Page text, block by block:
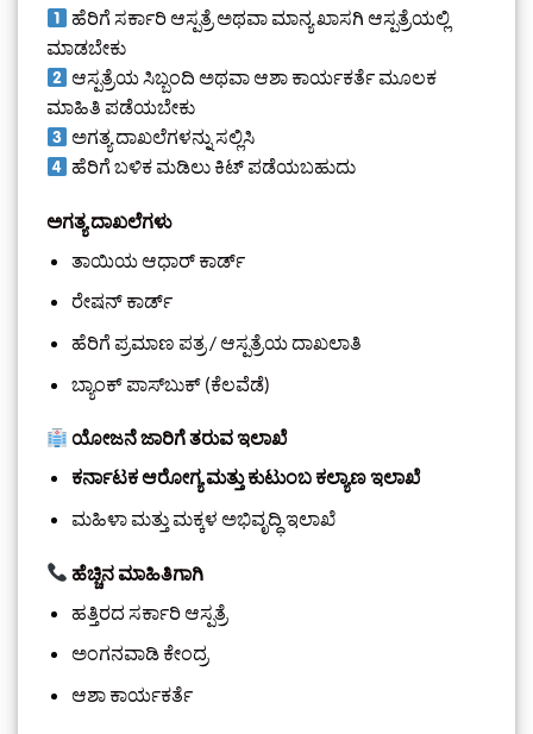
ಹೆರಿಗೆ ಸರ್ಕಾರಿ ಆಸ್ಪತ್ರೆ ಅಥವಾ ಮಾನ್ಯ ಖಾಸಗಿ ಆಸ್ಪತ್ರೆಯಲ್ಲಿ
ಮಾಡಬೇಕು
ಆಸ್ಪತ್ರೆಯ ಸಿಬ್ಬಂದಿ ಅಥವಾ ಆಶಾ ಕಾರ್ಯಕರ್ತೆ ಮೂಲಕ
ಮಾಹಿತಿ ಪಡೆಯಬೇಕು
ಅಗತ್ಯ ದಾಖಲೆಗಳನ್ನು ಸಲ್ಲಿಸಿ
ಹೆರಿಗೆ ಬಳಿಕ ಮಡಿಲು ಕಿಟ್ ಪಡೆಯಬಹುದು
ಅಗತ್ಯ ದಾಖಲೆಗಳು
ತಾಯಿಯ ಆಧಾರ್ ಕಾರ್ಡ್
ರೇಷನ್ ಕಾರ್ಡ್
ಹೆರಿಗೆ ಪ್ರಮಾಣ ಪತ್ರ / ಆಸ್ಪತ್ರೆಯ ದಾಖಲಾತಿ
ಬ್ಯಾಂಕ್ ಪಾಸ್‌ಬುಕ್ (ಕೆಲವೆಡೆ)
ಯೋಜನೆ ಜಾರಿಗೆ ತರುವ ಇಲಾಖೆ
ಕರ್ನಾಟಕ ಆರೋಗ್ಯ ಮತ್ತು ಕುಟುಂಬ ಕಲ್ಯಾಣ ಇಲಾಖೆ
ಮಹಿಳಾ ಮತ್ತು ಮಕ್ಕಳ ಅಭಿವೃದ್ಧಿ ಇಲಾಖೆ
ಹೆಚ್ಚಿನ ಮಾಹಿತಿಗಾಗಿ
ಹತ್ತಿರದ ಸರ್ಕಾರಿ ಆಸ್ಪತ್ರೆ
ಅಂಗನವಾಡಿ ಕೇಂದ್ರ
ಆಶಾ ಕಾರ್ಯಕರ್ತೆ